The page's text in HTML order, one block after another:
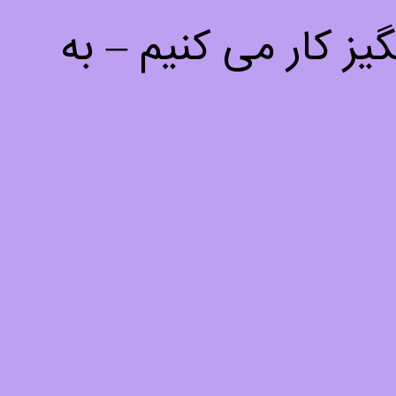
کار می کنیم – به